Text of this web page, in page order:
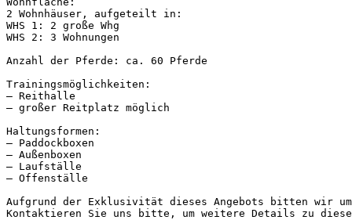
2 Wohnhäuser, aufgeteilt in:
WHS 1: 2 große Whg
WHS 2: 3 Wohnungen
Anzahl der Pferde: ca. 60 Pferde
Trainingsmöglichkeiten:
– Reithalle
– großer Reitplatz möglich
Haltungsformen:
– Paddockboxen
– Außenboxen
– Laufställe
– Offenställe
Aufgrund der Exklusivität dieses Angebots bitten wir
Kontaktieren Sie uns bitte, um weitere Details zu